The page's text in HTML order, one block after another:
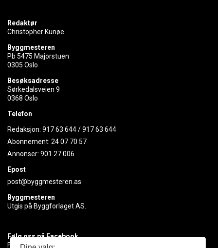
Redaktør
Christopher Kunøe
Byggmesteren
Pb 5475 Majorstuen
0305 Oslo
Besøksadresse
Sørkedalsveien 9
0368 Oslo
Telefon
Redaksjon: 917 63 644/917 63 644
Abonnement: 24 07 70 57
Annonser: 901 27 006
Epost
post@byggmesteren.as
Byggmesteren
Utgis på Byggforlaget AS.
Følg oss på Facebook
Få med deg det siste innen byggebransjen